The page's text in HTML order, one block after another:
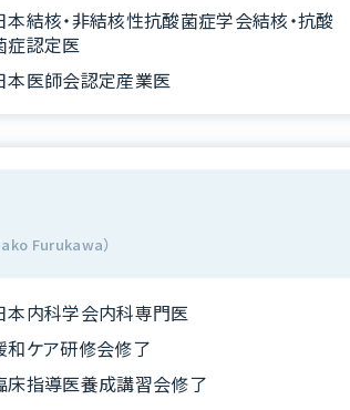
本結核・非結核性抗酸菌症学会結核・抗酸
症認定医
本医師会認定産業医
Furukawa）
本内科学会内科専門医
和ケア研修会修了
床指導医養成講習会修了